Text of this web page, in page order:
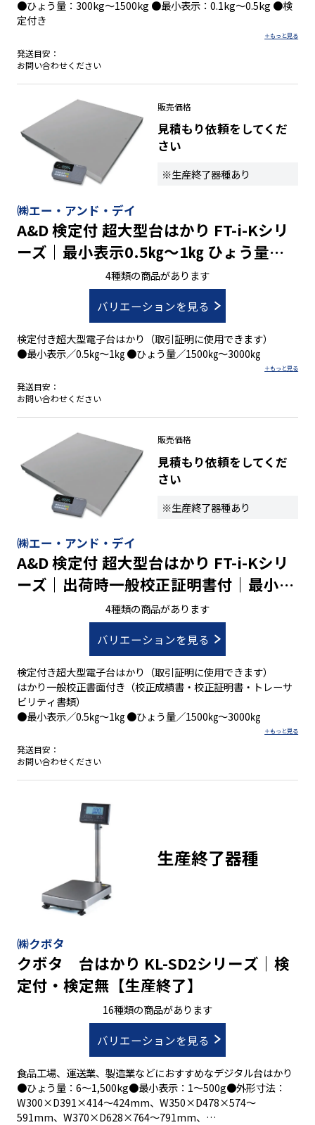
●ひょう量：300kg～1500kg ●最小表示：0.1kg～0.5kg ●検
定付き
発送目安：
お問い合わせください
㈱エー・アンド・デイ
A&D 検定付 超大型台はかり FT-i-Kシリ
ーズ｜最小表示0.5㎏～1㎏ ひょう量
1500㎏～3000㎏4種類の商品があります
バリエーションを見る
検定付き超大型電子台はかり（取引証明に使用できます）
●最小表示／0.5㎏～1㎏ ●ひょう量／1500㎏～3000㎏
発送目安：
お問い合わせください
販売価格
見積もり依頼をしてくだ
さい
※生産終了器種あり
㈱エー・アンド・デイ
A&D 検定付 超大型台はかり FT-i-Kシリ
ーズ｜出荷時一般校正証明書付｜最小表
示0.5㎏～1㎏ ひょう量1500㎏～3000㎏
4種類の商品があります
バリエーションを見る
検定付き超大型電子台はかり（取引証明に使用できます）
はかり一般校正書面付き（校正成績書・校正証明書・トレーサ
ビリティ書類）
●最小表示／0.5㎏～1㎏ ●ひょう量／1500㎏～3000㎏
発送目安：
お問い合わせください
販売価格
見積もり依頼をしてくだ
さい
※生産終了器種あり
㈱クボタ
クボタ 台はかり KL-SD2シリーズ｜検
定付・検定無【生産終了】
16種類の商品があります
バリエーションを見る
食品工場、運送業、製造業などにおすすめなデジタル台はかり
●ひょう量：6～1,500kg●最小表示：1～500g●外形寸法：
W300×D391×414～424mm、W350×D478×574～
591mm、W370×D628×764～791mm、
生産終了器種